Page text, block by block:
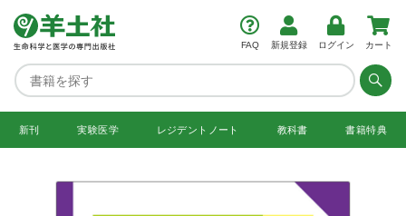
FAQ 新規登録 ログイン カート
新刊 実験医学 レジデント ノート 教科書 書籍特典